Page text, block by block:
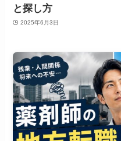
と探し方
2025年6月3日